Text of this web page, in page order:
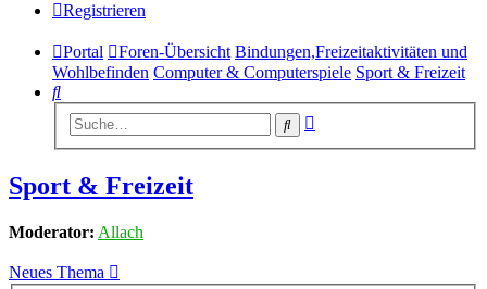
Registrieren
Portal Foren-Übersicht Bindungen,Freizeitaktivitäten und
Wohlbefinden Computer & Computerspiele Sport & Freizeit
Suche
Suche
Sport & Freizeit
Moderator: Allach
Neues Thema